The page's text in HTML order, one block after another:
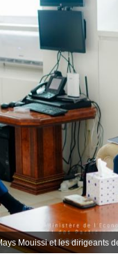
Mouissi et les dirigeants